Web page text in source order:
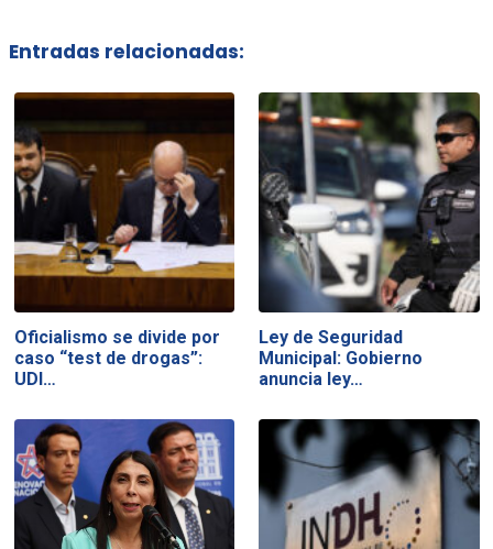
Entradas relacionadas:
Oficialismo se divide por
caso “test de drogas”:
UDI…
Ley de Seguridad
Municipal: Gobierno
anuncia ley…